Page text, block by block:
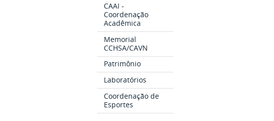
CAAI -
Coordenação
Acadêmica
Memorial
CCHSA/CAVN
Patrimônio
Laboratórios
Coordenação de
Esportes